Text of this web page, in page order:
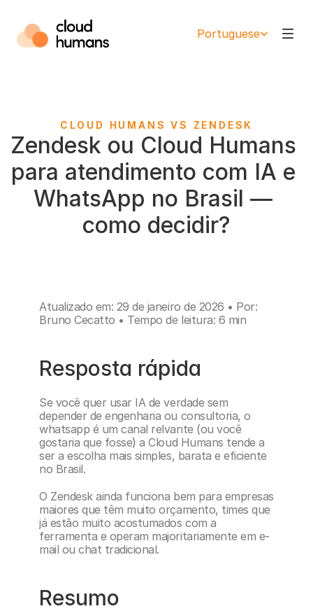
Portuguese
CLOUD HUMANS VS ZENDESK
Zendesk ou Cloud Humans
para atendimento com IA e
WhatsApp no Brasil —
como decidir?
Atualizado em: 29 de janeiro de 2026 • Por:
Bruno Cecatto • Tempo de leitura: 6 min
Resposta rápida
Se você quer usar IA de verdade sem
depender de engenharia ou consultoria, o
whatsapp é um canal relvante (ou você
gostaria que fosse) a Cloud Humans tende a
ser a escolha mais simples, barata e eficiente
no Brasil.
O Zendesk ainda funciona bem para empresas
maiores que têm muito orçamento, times que
já estão muito acostumados com a
ferramenta e operam majoritariamente em e-
mail ou chat tradicional.
Resumo